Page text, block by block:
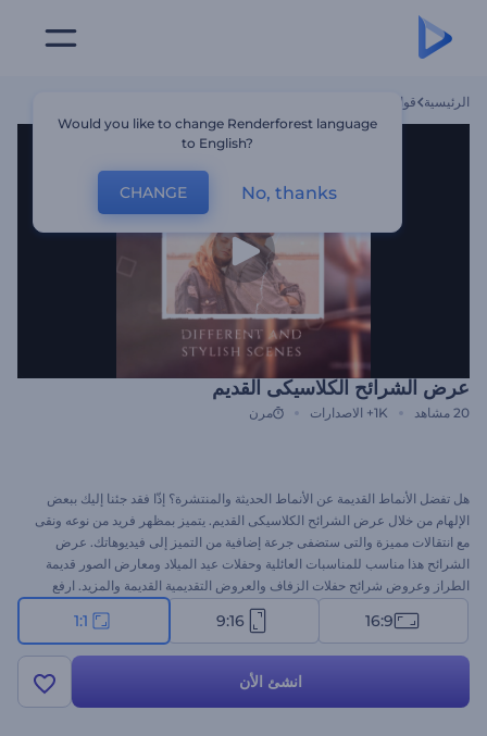
الرئيسية قوالب
عرض الشرائح الكلاسيكى القديم
20 مشاهد 1K+ الاصدارات مرن
هل تفضل الأنماط القديمة عن الأنماط الحديثة والمنتشرة؟ إذّا فقد جئنا إليك ببعض
الإلهام من خلال عرض الشرائح الكلاسيكى القديم. يتميز بمظهر فريد من نوعه ونقى
مع انتقالات مميزة والتى ستضفى جرعة إضافية من التميز إلى فيديوهاتك. عرض
الشرائح هذا مناسب للمناسبات العائلية وحفلات عيد الميلاد ومعارض الصور قديمة
الطراز وعروض شرائح حفلات الزفاف والعروض التقديمية القديمة والمزيد. ارفع
صورك المفضلة وغير النص وأضف الموسيقى التى تحبها واضغط على استعراض.
استرجع أجمل لحظاتك الرائعة فى حياتك اليوم مع رندرفورست مجانًا
16:9
9:16
1:1
انشئ الأن
Would you like to change Renderforest language
to English?
CHANGE No, thanks